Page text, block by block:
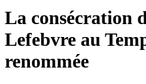
La consécration
Lefebvre au
renommée